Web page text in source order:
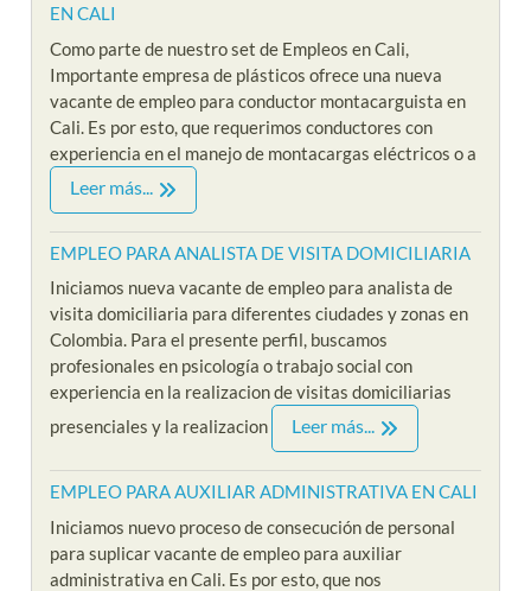
EN CALI
Como parte de nuestro set de Empleos en Cali,
Importante empresa de plásticos ofrece una nueva
vacante de empleo para conductor montacarguista en
Cali. Es por esto, que requerimos conductores con
experiencia en el manejo de montacargas eléctricos o a
Leer más...
EMPLEO PARA ANALISTA DE VISITA DOMICILIARIA
Iniciamos nueva vacante de empleo para analista de
visita domiciliaria para diferentes ciudades y zonas en
Colombia. Para el presente perfil, buscamos
profesionales en psicología o trabajo social con
experiencia en la realizacion de visitas domiciliarias
presenciales y la realizacion
Leer más...
EMPLEO PARA AUXILIAR ADMINISTRATIVA EN CALI
Iniciamos nuevo proceso de consecución de personal
para suplicar vacante de empleo para auxiliar
administrativa en Cali. Es por esto, que nos